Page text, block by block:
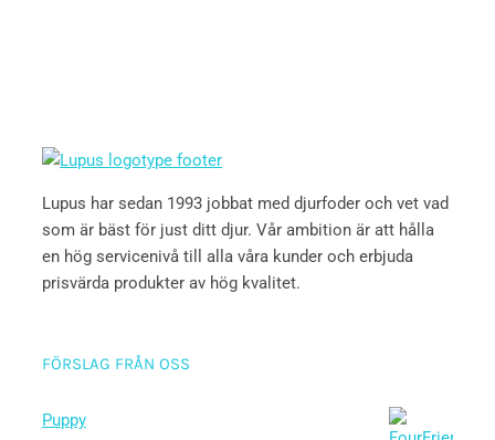
Lupus har sedan 1993 jobbat med djurfoder och vet vad
som är bäst för just ditt djur. Vår ambition är att hålla
en hög servicenivå till alla våra kunder och erbjuda
prisvärda produkter av hög kvalitet.
FÖRSLAG FRÅN OSS
Puppy